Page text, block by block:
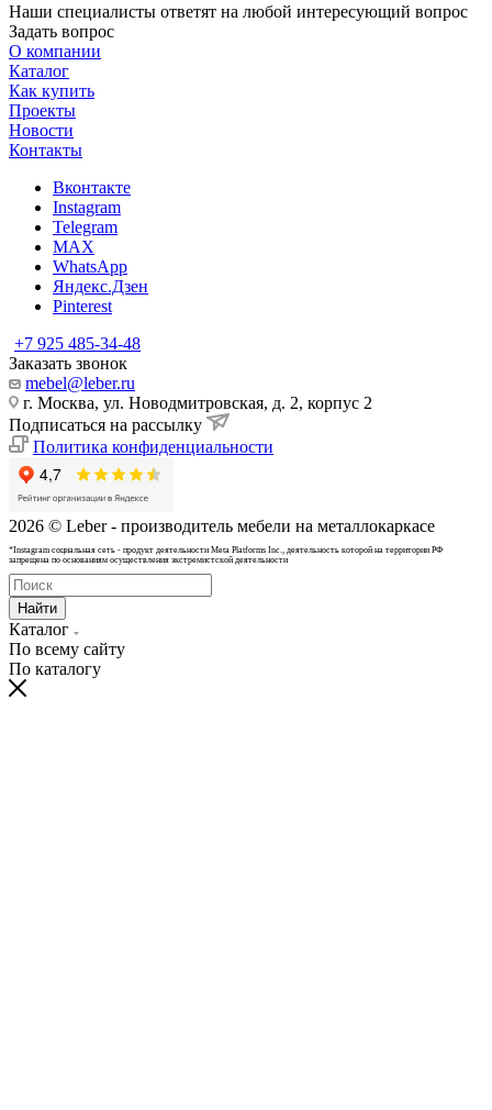
Наши специалисты ответят на любой интересующий вопрос
Задать вопрос
О компании
Каталог
Как купить
Проекты
Новости
Контакты
Вконтакте
Instagram
Telegram
MAX
WhatsApp
Яндекс.Дзен
Pinterest
+7 925 485-34-48
Заказать звонок
mebel@leber.ru
г. Москва, ул. Новодмитровская, д. 2, корпус 2
Подписаться на рассылку
Политика конфиденциальности
2026 © Leber - производитель мебели на металлокаркасе
*Instagram cоциальная сеть - продукт деятельности Meta Platforms Inc., деятельность которой на территории РФ
запрещена по основаниям осуществления экстремистской деятельности
Найти
Каталог
По всему сайту
По каталогу